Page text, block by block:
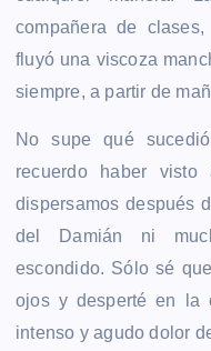
compañera de
fluyó una viscoza
siempre, a partir de
No supe qué
recuerdo haber
dispersamos después
del Damián ni
escondido. Sólo sé
ojos y desperté en la
intenso y agudo dolor